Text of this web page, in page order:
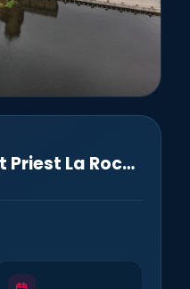
Château de St Priest La Roche 42